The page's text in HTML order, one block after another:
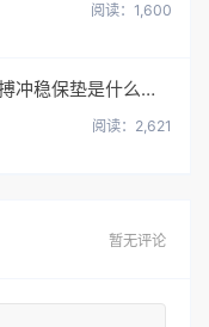
阅读：1,600
报考学校的时候，搏冲稳保垫是什么意思？怎么填？
阅读：2,621
暂无评论